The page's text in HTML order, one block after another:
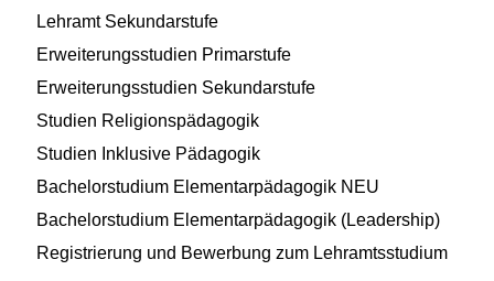
Lehramt Sekundarstufe
Erweiterungsstudien Primarstufe
Erweiterungsstudien Sekundarstufe
Studien Religionspädagogik
Studien Inklusive Pädagogik
Bachelorstudium Elementarpädagogik NEU
Bachelorstudium Elementarpädagogik (Leadership)
Registrierung und Bewerbung zum Lehramtsstudium